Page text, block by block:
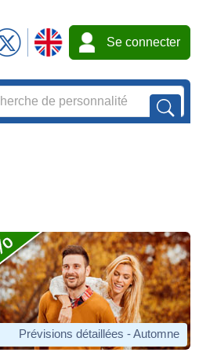
Se connecter
Prévisions détaillées - Automne